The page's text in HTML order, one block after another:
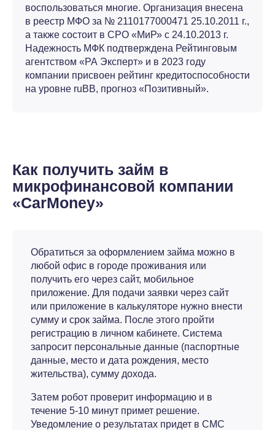
воспользоваться многие. Организация внесена
в реестр МФО за № 2110177000471 25.10.2011 г.,
а также состоит в СРО «МиР» с 24.10.2013 г.
Надежность МФК подтверждена Рейтинговым
агентством «РА Эксперт» и в 2023 году
компании присвоен рейтинг кредитоспособности
на уровне ruBB, прогноз «Позитивный».
Как получить займ в
микрофинансовой компании
«CarMoney»
Обратиться за оформлением займа можно в
любой офис в городе проживания или
получить его через сайт, мобильное
приложение. Для подачи заявки через сайт
или приложение в калькуляторе нужно внести
сумму и срок займа. После этого пройти
регистрацию в личном кабинете. Система
запросит персональные данные (паспортные
данные, место и дата рождения, место
жительства), сумму дохода.
Затем робот проверит информацию и в
течение 5-10 минут примет решение.
Уведомление о результатах придет в СМС